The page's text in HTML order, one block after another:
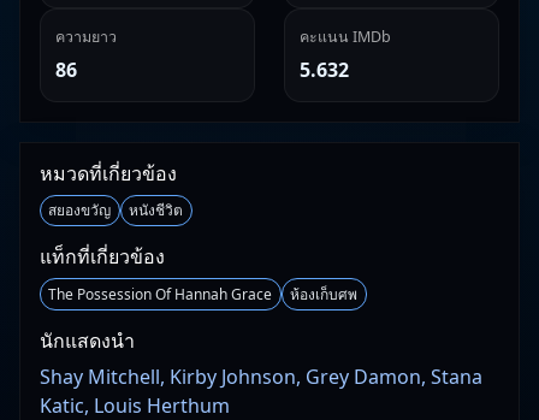
ความยาว
86
คะแนน IMDb
5.632
หมวดที่เกี่ยวข้อง
สยองขวัญ หนังชีวิต
แท็กที่เกี่ยวข้อง
The Possession Of Hannah Grace ห้องเก็บศพ
นักแสดงนำ
Shay Mitchell, Kirby Johnson, Grey Damon, Stana
Katic, Louis Herthum